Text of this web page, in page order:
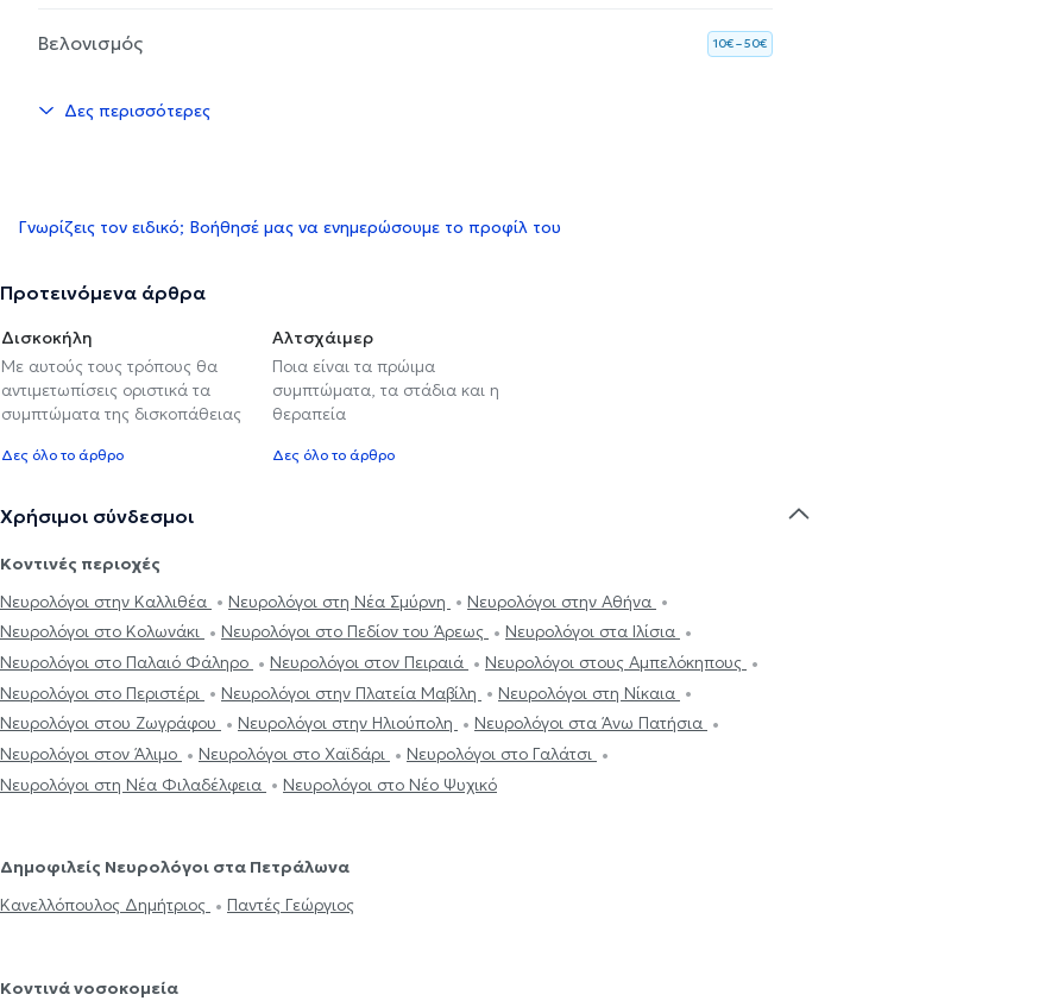
Βελονισμός 10€ – 50€
Δες περισσότερες
Γνωρίζεις τον ειδικό; Βοήθησέ μας να ενημερώσουμε το προφίλ του
Προτεινόμενα άρθρα
Δισκοκήλη
Με αυτούς τους τρόπους θα
αντιμετωπίσεις οριστικά τα
συμπτώματα της δισκοπάθειας
Δες όλο το άρθρο
Αλτσχάιμερ
Ποια είναι τα πρώιμα
συμπτώματα, τα στάδια και η
θεραπεία
Δες όλο το άρθρο
Χρήσιμοι σύνδεσμοι
Κοντινές περιοχές
Νευρολόγοι στην Καλλιθέα
Νευρολόγοι στη Νέα Σμύρνη
Νευρολόγοι στην Αθήνα
Νευρολόγοι στο Κολωνάκι
Νευρολόγοι στο Πεδίον του Άρεως
Νευρολόγοι στα Ιλίσια
Νευρολόγοι στο Παλαιό Φάληρο
Νευρολόγοι στον Πειραιά
Νευρολόγοι στους Αμπελόκηπους
Νευρολόγοι στο Περιστέρι
Νευρολόγοι στην Πλατεία Μαβίλη
Νευρολόγοι στη Νίκαια
Νευρολόγοι στου Ζωγράφου
Νευρολόγοι στην Ηλιούπολη
Νευρολόγοι στα Άνω Πατήσια
Νευρολόγοι στον Άλιμο
Νευρολόγοι στο Χαϊδάρι
Νευρολόγοι στο Γαλάτσι
Νευρολόγοι στη Νέα Φιλαδέλφεια
Νευρολόγοι στο Νέο Ψυχικό
Δημοφιλείς Νευρολόγοι στα Πετράλωνα
Κανελλόπουλος Δημήτριος
Παντές Γεώργιος
Κοντινά νοσοκομεία